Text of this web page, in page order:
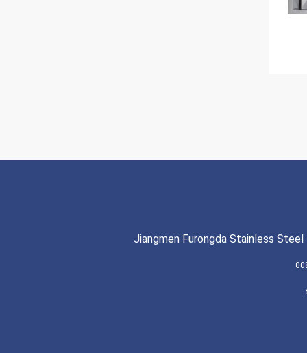
Jiangmen Furongda Stainless